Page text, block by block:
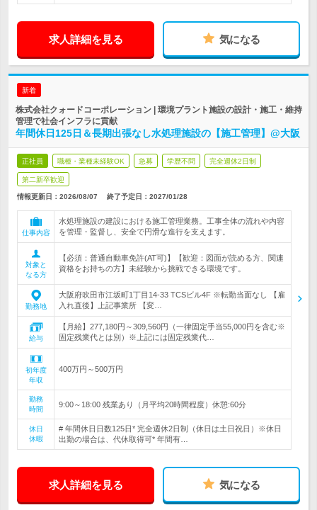
求人詳細を見る 気になる
新着
株式会社クォードコーポレーション | 環境プラント施設の設計・施工・維持
管理で社会インフラに貢献
年間休日125日＆長期出張なし水処理施設の【施工管理】@大阪
正社員 職種・業種未経験OK 急募 学歴不問 完全週休2日制
第二新卒歓迎
情報更新日：2026/08/07 終了予定日： 2027/01/28
仕事内容
水処理施設の建設における施工管理業務。工事全体の流れや内容
を管理・監督し、安全で円滑な進行を支えます。
対象と
なる方
【必須：普通自動車免許(AT可)】【歓迎：図面が読める方、関連
資格をお持ちの方】未経験から挑戦できる環境です。
勤務地
大阪府吹田市江坂町1丁目14-33 TCSビル4F ※転勤当面なし 【雇
入れ直後】上記事業所 【変…
給与
【月給】277,180円～309,560円（一律固定手当55,000円を含む※
固定残業代とは別）※上記には固定残業代…
初年度
年収
400万円～500万円
勤務
時間
9:00～18:00 残業あり（月平均20時間程度）休憩:60分
休日
休暇
# 年間休日日数125日* 完全週休2日制（休日は土日祝日）※休日
出勤の場合は、代休取得可* 年間有…
求人詳細を見る 気になる